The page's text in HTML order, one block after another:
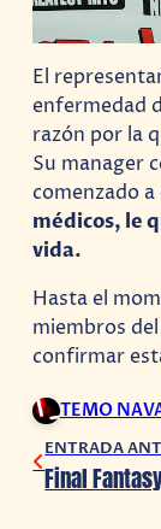
El
enfermedad
razón por la
Su manager
comenzado
médicos, le
vida.
Hasta el
miembros
confirmar
TEMO
ENTRADA